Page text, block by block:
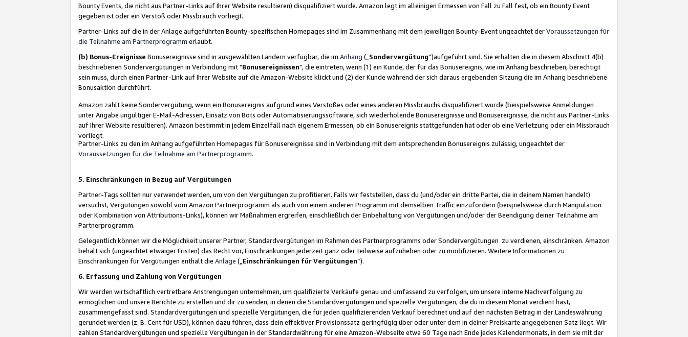
Bounty Events, die nicht aus Partner-Links auf Ihrer Website resultieren) disqualifiziert wurde. Amazon legt im alleinigen Ermessen von Fall zu Fall fest, ob ein Bounty Event
gegeben ist oder ein Verstoß oder Missbrauch vorliegt.
Partner-Links auf die in der Anlage aufgeführten Bounty-spezifischen Homepages sind im Zusammenhang mit dem jeweiligen Bounty-Event ungeachtet derVoraussetzungen für
die Teilnahme am Partnerprogramm erlaubt.
(b) Bonus-Ereignisse Bonusereignisse sind in ausgewählten Ländern verfügbar, die im Anhang („ Sondervergütung“)aufgeführt sind. Sie erhalten die in diesem Abschnitt 4(b)
beschriebenen Sondervergütungen in Verbindung mit "Bonusereignissen", die eintreten, wenn (1) ein Kunde, der für das Bonusereignis, wie im Anhang beschrieben, berechtigt
sein muss, durch einen Partner-Link auf Ihrer Website auf die Amazon-Website klickt und (2) der Kunde während der sich daraus ergebenden Sitzung die im Anhang beschriebene
Bonusaktion durchführt.
Amazon zahlt keine Sondervergütung, wenn ein Bonusereignis aufgrund eines Verstoßes oder eines anderen Missbrauchs disqualifiziert wurde (beispielsweise Anmeldungen
unter Angabe ungültiger E-Mail-Adressen, Einsatz von Bots oder Automatisierungssoftware, sich wiederholende Bonusereignisse und Bonusereignisse, die nicht aus Partner-Links
auf Ihrer Website resultieren). Amazon bestimmt in jedem Einzelfall nach eigenem Ermessen, ob ein Bonusereignis stattgefunden hat oder ob eine Verletzung oder ein Missbrauch
vorliegt.
Partner-Links zu den im Anhang aufgeführten Homepages für Bonusereignisse sind in Verbindung mit dem entsprechenden Bonusereignis zulässig, ungeachtet der
Voraussetzungen für die Teilnahme am Partnerprogramm.
5. Einschränkungen in Bezug auf Vergütungen
Partner-Tags sollten nur verwendet werden, um von den Vergütungen zu profitieren. Falls wir feststellen, dass du (und/oder ein dritte Partei, die in deinem Namen handelt)
versuchst, Vergütungen sowohl vom Amazon Partnerprogramm als auch von einem anderen Programm mit demselben Traffic einzufordern (beispielsweise durch Manipulation
oder Kombination von Attributions-Links), können wir Maßnahmen ergreifen, einschließlich der Einbehaltung von Vergütungen und/oder der Beendigung deiner Teilnahme am
Partnerprogramm.
Gelegentlich können wir die Möglichkeit unserer Partner, Standardvergütungen im Rahmen des Partnerprogramms oder Sondervergütungen zu verdienen, einschränken. Amazon
behält sich (ungeachtet etwaiger Fristen) das Recht vor, Einschränkungen jederzeit ganz oder teilweise aufzuheben oder zu modifizieren. Weitere Informationen zu
Einschränkungen für Vergütungen enthält die Anlage („ Einschränkungen für Vergütungen“).
6. Erfassung und Zahlung von Vergütungen
Wir werden wirtschaftlich vertretbare Anstrengungen unternehmen, um qualifizierte Verkäufe genau und umfassend zu verfolgen, um unsere interne Nachverfolgung zu
ermöglichen und unsere Berichte zu erstellen und dir zu senden, in denen die Standardvergütungen und spezielle Vergütungen, die du in diesem Monat verdient hast,
zusammengefasst sind. Standardvergütungen und spezielle Vergütungen, die für jeden qualifizierenden Verkauf berechnet und auf den nächsten Betrag in der Landeswährung
gerundet werden (z. B. Cent für USD), können dazu führen, dass dein effektiver Provisionssatz geringfügig über oder unter dem in deiner Preiskarte angegebenen Satz liegt. Wir
zahlen Standardvergütungen und spezielle Vergütungen in der Standardwährung für eine Amazon-Webseite etwa 60 Tage nach Ende jedes Kalendermonats, in dem sie mit der